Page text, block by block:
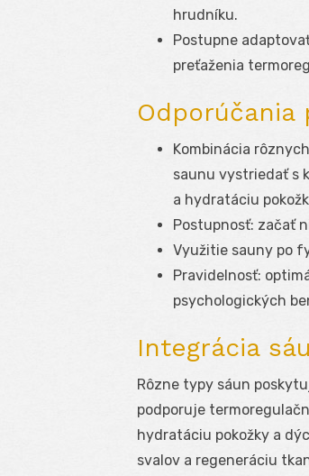
hrudníku.
Postupne
preťaženia
Odporúčania
Kombinácia
saunu vystriedať s
a hydratáciu
Postupnosť: začať
Využitie sauny po
Pravidelnosť:
psychologických
Integrácia
Rôzne typy sáun
podporuje
hydratáciu pokožky a
svalov a regeneráciu